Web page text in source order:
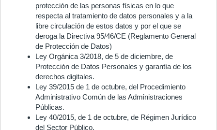
protección de las personas físicas en lo que
respecta al tratamiento de datos personales y a la
libre circulación de estos datos y por el que se
deroga la Directiva 95/46/CE (Reglamento General
de Protección de Datos)
Ley Orgánica 3/2018, de 5 de diciembre, de
Protección de Datos Personales y garantía de los
derechos digitales.
Ley 39/2015 de 1 de octubre, del Procedimiento
Administrativo Común de las Administraciones
Públicas.
Ley 40/2015, de 1 de octubre, de Régimen Jurídico
del Sector Público.